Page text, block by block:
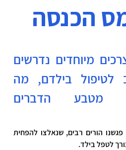
הכנסה
לטפל בילד.